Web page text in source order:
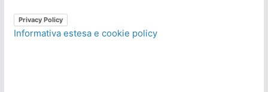
Privacy Policy
Informativa estesa e cookie policy